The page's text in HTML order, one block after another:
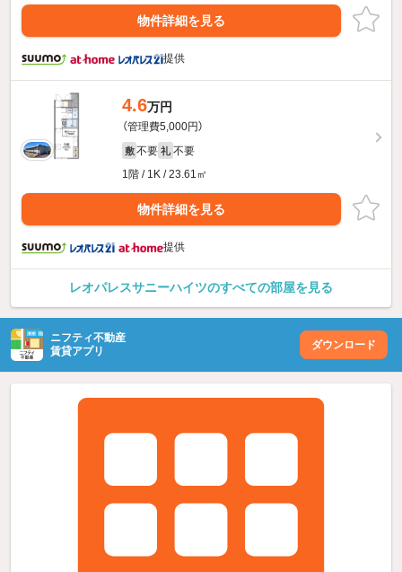
物件詳細を見る
提供
4.6万円
（管理費5,000円）
敷 不要 礼 不要
1階 / 1K / 23.61㎡
物件詳細を見る
提供
レオパレスサニーハイツのすべての部屋を見る
ニフティ不動産
賃貸アプリ
ダウンロード